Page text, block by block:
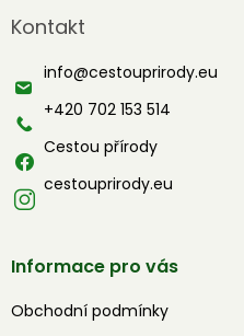
p
t
Kontakt
info@cestouprirody.eu
+420 702 153 514
Cestou přírody
cestouprirody.eu
Informace pro vás
Obchodní podmínky